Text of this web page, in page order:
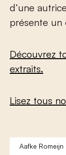
d’une
présente un
Découvrez
extraits.
Lisez tous
Aafke Romeijn